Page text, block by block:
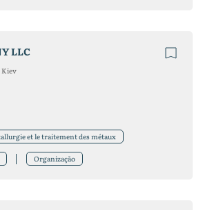
LLC
Kiev
et le traitement des métaux
Organização